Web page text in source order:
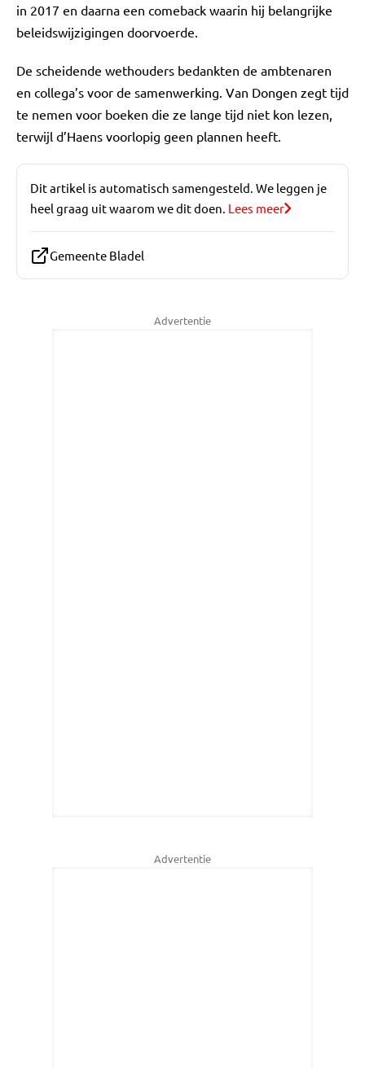
in 2017 en daarna een comeback waarin hij belangrijke
beleidswijzigingen doorvoerde.
De scheidende wethouders bedankten de ambtenaren
en collega’s voor de samenwerking. Van Dongen zegt tijd
te nemen voor boeken die ze lange tijd niet kon lezen,
terwijl d’Haens voorlopig geen plannen heeft.
Dit artikel is automatisch samengesteld. We leggen je
heel graag uit waarom we dit doen. Lees meer
Gemeente Bladel
Advertentie
Advertentie